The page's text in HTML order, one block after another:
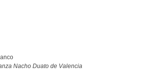
Nacho Duato de Valencia